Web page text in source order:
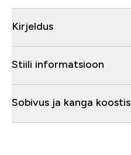
Kirjeldus
Stiili informatsioon
Sobivus ja kanga koostis